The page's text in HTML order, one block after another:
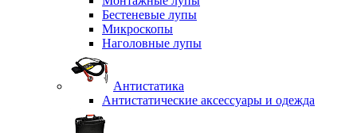
Бестеневые лупы
Микроскопы
Наголовные лупы
Антистатика
Антистатические аксессуары и одежда